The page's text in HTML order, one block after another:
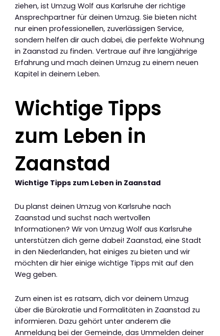
ziehen, ist Umzug Wolf aus Karlsruhe der richtige
Ansprechpartner für deinen Umzug. Sie bieten nicht
nur einen professionellen, zuverlässigen Service,
sondern helfen dir auch dabei, die perfekte Wohnung
in Zaanstad zu finden. Vertraue auf ihre langjährige
Erfahrung und mach deinen Umzug zu einem neuen
Kapitel in deinem Leben.
Wichtige Tipps
zum Leben in
Zaanstad
Wichtige Tipps zum Leben in Zaanstad
Du planst deinen Umzug von Karlsruhe nach
Zaanstad und suchst nach wertvollen
Informationen? Wir von Umzug Wolf aus Karlsruhe
unterstützen dich gerne dabei! Zaanstad, eine Stadt
in den Niederlanden, hat einiges zu bieten und wir
möchten dir hier einige wichtige Tipps mit auf den
Weg geben.
Zum einen ist es ratsam, dich vor deinem Umzug
über die Bürokratie und Formalitäten in Zaanstad zu
informieren. Dazu gehört unter anderem die
Anmeldung bei der Gemeinde, das Ummelden deiner